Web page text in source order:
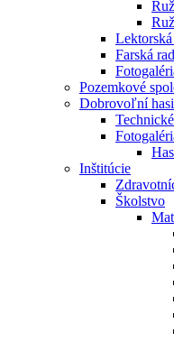
Lektorská
Farská
Pozemkové
Dobrovoľní
Inštitúcie
Školstvo